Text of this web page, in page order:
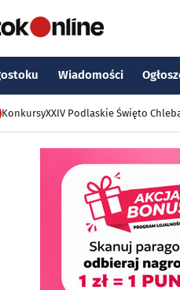
Wiadomości
KonkursyXXIV Podlaskie Święto